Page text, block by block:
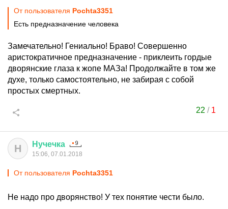
От пользователя Pochta3351
Есть предназначение человека
Замечательно! Гениально! Браво! Совершенно
аристократичное предназначение - приклеить гордые
дворянские глаза к жопе МАЗа! Продолжайте в том же
духе, только самостоятельно, не забирая с собой
простых смертных.
22 / 1
Н Нучечка
15:06, 07.01.2018
От пользователя Pochta3351
Не надо про дворянство! У тех понятие чести было.